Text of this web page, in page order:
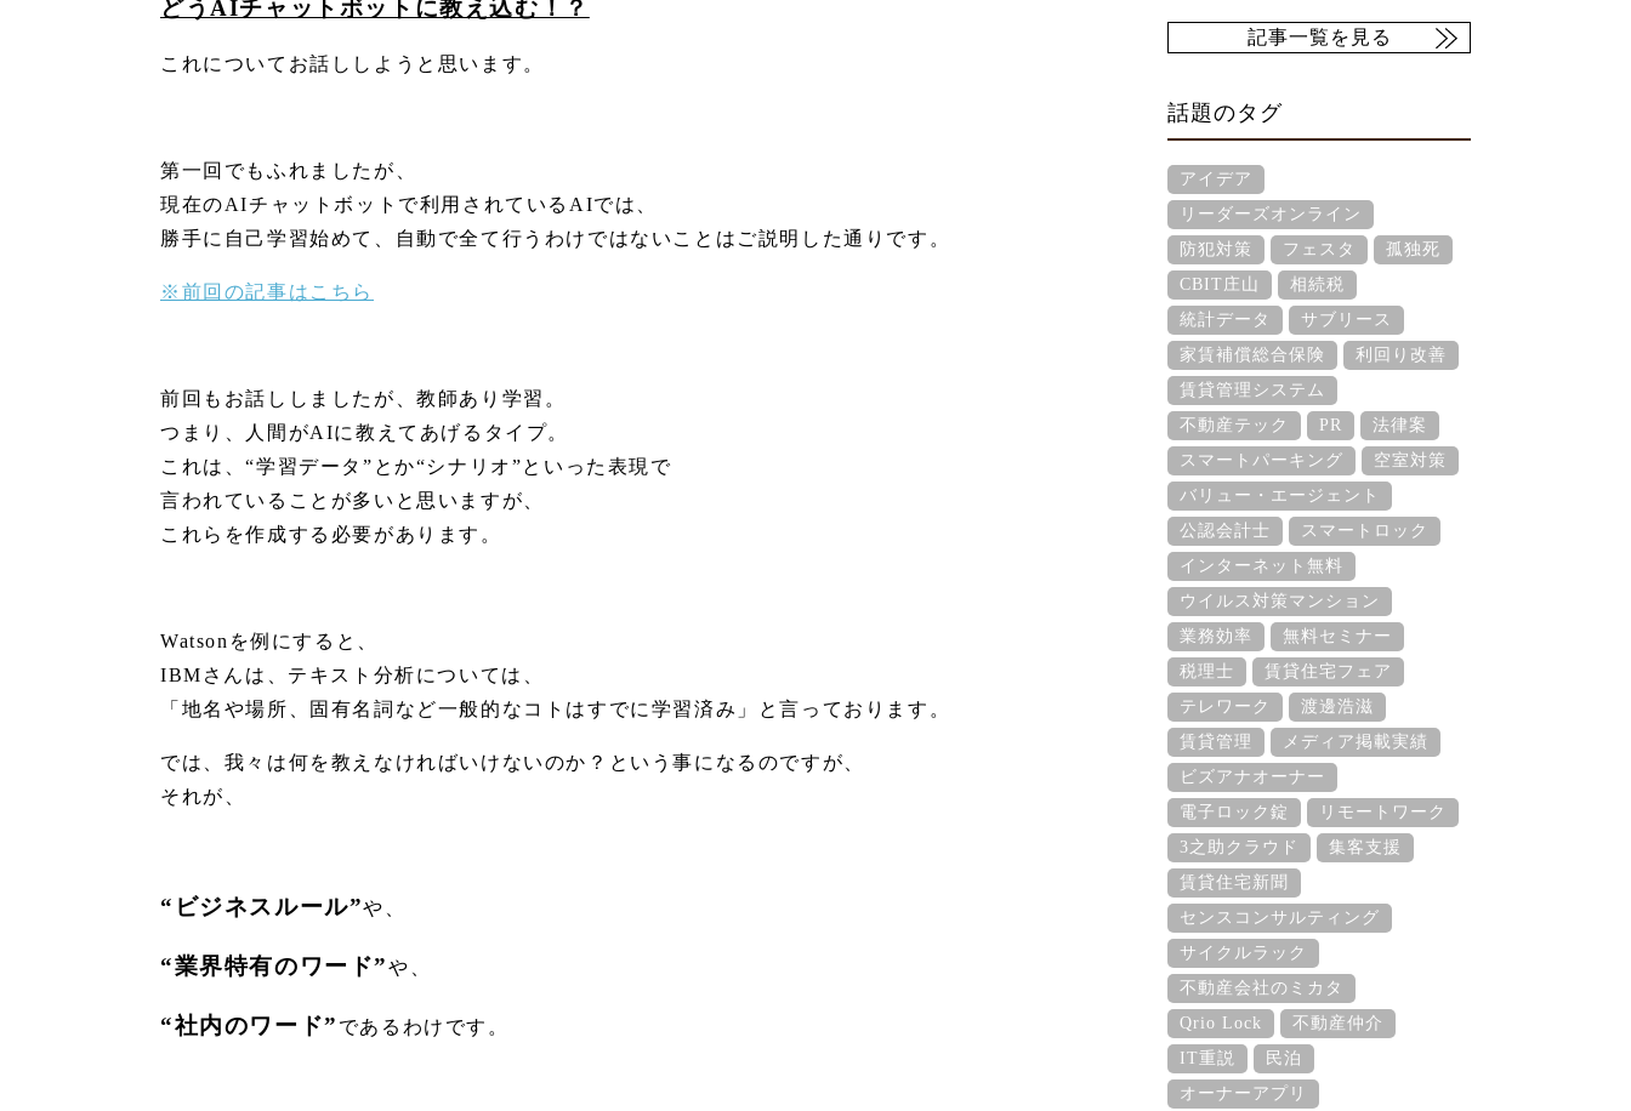
どうAIチャットボットに教え込む！？
これについてお話ししようと思います。
第一回でもふれましたが、
現在のAIチャットボットで利用されているAIでは、
勝手に自己学習始めて、自動で全て行うわけではないことはご説明した通りです。
※前回の記事はこちら
前回もお話ししましたが、教師あり学習。
つまり、人間がAIに教えてあげるタイプ。
これは、“学習データ”とか“シナリオ”といった表現で
言われていることが多いと思いますが、
これらを作成する必要があります。
Watsonを例にすると、
IBMさんは、テキスト分析については、
「地名や場所、固有名詞など一般的なコトはすでに学習済み」と言っております。
では、我々は何を教えなければいけないのか？という事になるのですが、
それが、
“ビジネスルール”や、
“業界特有のワード”や、
“社内のワード” であるわけです。
記事一覧を見る
話題のタグ
アイデア
リーダーズオンライン
防犯対策
フェスタ
孤独死
CBIT庄山
相続税
統計データ
サブリース
家賃補償総合保険
利回り改善
賃貸管理システム
不動産テック
PR
法律案
スマートパーキング
空室対策
バリュー・エージェント
公認会計士
スマートロック
インターネット無料
ウイルス対策マンション
業務効率
無料セミナー
税理士
賃貸住宅フェア
テレワーク
渡邊浩滋
賃貸管理
メディア掲載実績
ビズアナオーナー
電子ロック錠
リモートワーク
3之助クラウド
集客支援
賃貸住宅新聞
センスコンサルティング
サイクルラック
不動産会社のミカタ
Qrio Lock
不動産仲介
IT重説
民泊
オーナーアプリ